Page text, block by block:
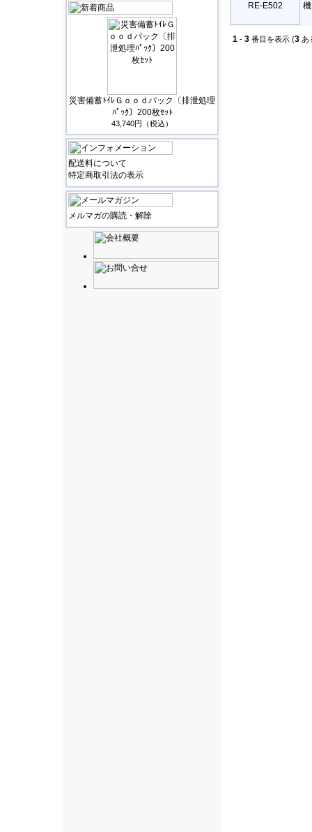
災害備蓄ﾄｲﾚＧｏｏｄパック〔排泄処理
ﾊﾟｯｸ〕200枚ｾｯﾄ
43,740円（税込）
配送料について
特定商取引法の表示
メルマガの購読・解除
1 - 3 番目を表示 (3 あ